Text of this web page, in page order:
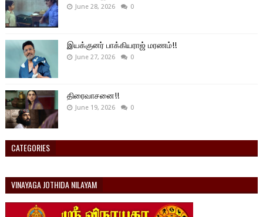
June 28, 2026 0
இயக்குனர் பாக்கியராஜ் மரணம்!!
June 27, 2026 0
திரைவாசனை!!
June 19, 2026 0
CATEGORIES
VINAYAGA JOTHIDA NILAYAM